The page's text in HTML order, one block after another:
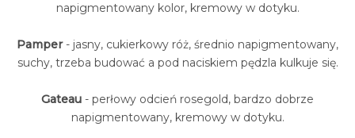
napigmentowany kolor, kremowy w dotyku.
Pamper- jasny, cukierkowy róż, średnio napigmentowany,
suchy, trzeba budować a pod naciskiem pędzla kulkuje się.
Gateau - perłowy odcień rosegold, bardzo dobrze
napigmentowany, kremowy w dotyku.